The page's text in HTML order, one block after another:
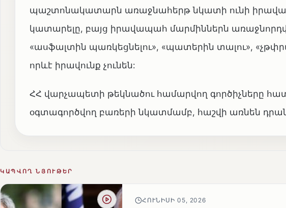
պաշտոնակատարն առաջնահերթ նկատի ունի
կատարելը, բայց իրավապահ մարմիններն
«ասֆալտին պառկեցնելու», «պատերին տալու»,
որևէ իրավունք չունեն:
ՀՀ վարչապետի թեկնածու համարվող գործիչները
օգտագործվող բառերի նկատմամբ, հաշվի առնեն
ԿԱՊՎՈՂ ՆՅՈՒԹԵՐ
ՀՈՒՆԻՍԻ 05, 2026